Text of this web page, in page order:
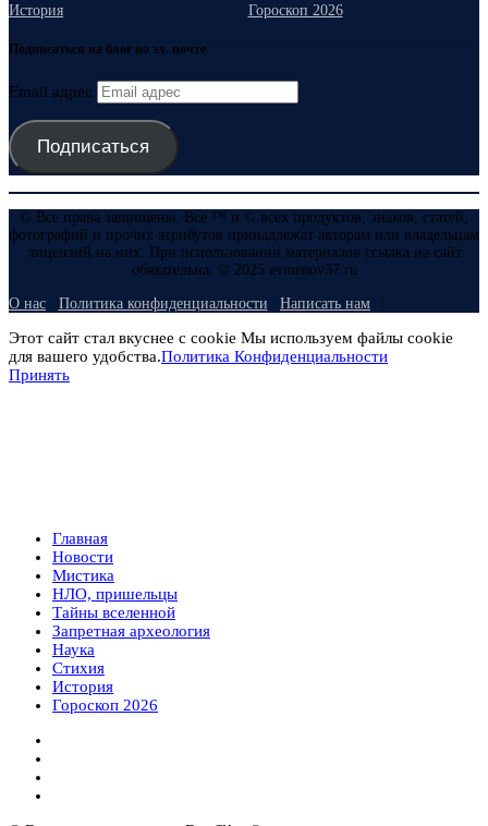
История
Гороскоп 2026
Подписаться на блог по эл. почте
Email адрес
Подписаться
© Все права защищены. Все ™ и © всех продуктов, знаков, статей,
фотографий и прочих атрибутов принадлежат авторам или владельцам
лицензий на них. При использовании материалов ссылка на сайт
обязательна. © 2025 evmenov37.ru
О нас Политика конфиденциальности Написать нам
Этот сайт стал вкуснее с cookie Мы используем файлы cookie
для вашего удобства.Политика Конфиденциальности
Принять
Главная
Новости
Мистика
НЛО, пришельцы
Тайны вселенной
Запретная археология
Наука
Стихия
История
Гороскоп 2026